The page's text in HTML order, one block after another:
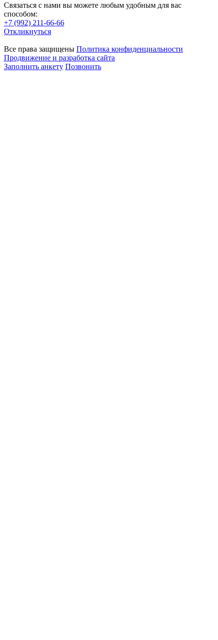
Связаться с нами вы можете любым удобным для вас
способом:
+7 (992) 211-66-66
Откликнуться
Все права защищены Политика конфиденциальности
Продвижение и разработка сайта
Заполнить анкету Позвонить